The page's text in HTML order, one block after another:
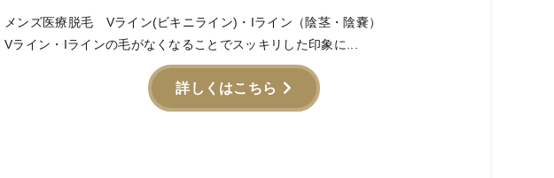
メンズ医療脱毛 Vライン(ビキニライン)・Iライン（陰茎・陰嚢）
Vライン・Iラインの毛がなくなることでスッキリした印象に...
詳しくはこちら